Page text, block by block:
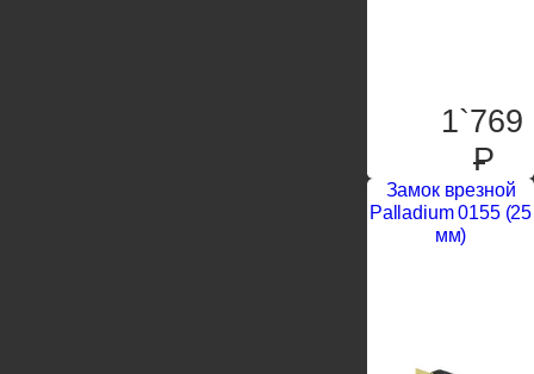
1`769
P
Замок врезной
Palladium 0155 (25
мм)